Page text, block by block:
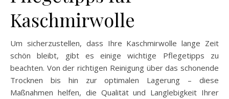
Kaschmirwolle
Um sicherzustellen, dass Ihre Kaschmirwolle lange Zeit
schön bleibt, gibt es einige wichtige Pflegetipps zu
beachten. Von der richtigen Reinigung über das schonende
Trocknen bis hin zur optimalen Lagerung – diese
Maßnahmen helfen, die Qualität und Langlebigkeit Ihrer